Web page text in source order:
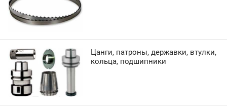
Цанги, патроны, державки, втулки,
кольца, подшипники